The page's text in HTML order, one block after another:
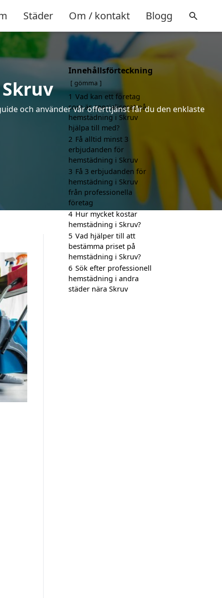
Städer Om / kontakt Blogg
och använder vår offerttjänst får du den enklaste
Innehållsförteckning
gömma
1 Vad kan ett företag
som är specialiserat på
hemstädning i Skruv
hjälpa till med?
2 Få alltid minst 3
erbjudanden för
hemstädning i Skruv
3 Få 3 erbjudanden för
hemstädning i Skruv
från professionella
företag
4 Hur mycket kostar
hemstädning i Skruv?
5 Vad hjälper till att
bestämma priset på
hemstädning i Skruv?
6 Sök efter professionell
hemstädning i andra
städer nära Skruv